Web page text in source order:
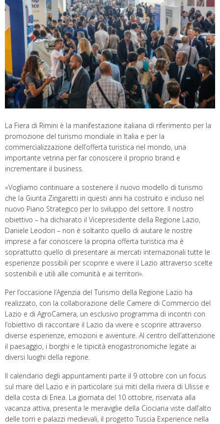
La Fiera di Rimini è la manifestazione italiana di riferimento per la
promozione del turismo mondiale in Italia e per la
commercializzazione dell’offerta turistica nel mondo, una
importante vetrina per far conoscere il proprio brand e
incrementare il business.
«Vogliamo continuare a sostenere il nuovo modello di turismo
che la Giunta Zingaretti in questi anni ha costruito e incluso nel
nuovo Piano Strategico per lo sviluppo del settore. Il nostro
obiettivo – ha dichiarato il Vicepresidente della Regione Lazio,
Daniele Leodori – non è soltanto quello di aiutare le nostre
imprese a far conoscere la propria offerta turistica ma è
soprattutto quello di presentare ai mercati internazionali tutte le
esperienze possibili per scoprire e vivere il Lazio attraverso scelte
sostenibili e utili alle comunità e ai territori».
Per l’occasione l’Agenzia del Turismo della Regione Lazio ha
realizzato, con la collaborazione delle Camere di Commercio del
Lazio e di AgroCamera, un esclusivo programma di incontri con
l’obiettivo di raccontare il Lazio da vivere e scoprire attraverso
diverse esperienze, emozioni e avventure. Al centro dell’attenzione
il paesaggio, i borghi e le tipicità enogastronomiche legate ai
diversi luoghi della regione.
Il calendario degli appuntamenti parte il 9 ottobre con un focus
sul mare del Lazio e in particolare sui miti della riviera di Ulisse e
della costa di Enea. La giornata del 10 ottobre, riservata alla
vacanza attiva, presenta le meraviglie della Ciociaria viste dall’alto
delle torri e palazzi medievali, il progetto Tuscia Experience nella